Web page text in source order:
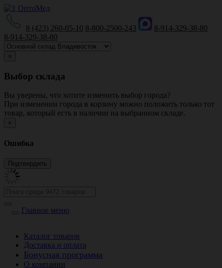
8 (423) 260-05-10 8-800-2500-243
8-914-329-38-80
8-914-329-38-80
×
Выбор склада
Вы уверены, что хотите изменить выбор города?
При изменении города в корзину можно положить только тот
товар, который есть в наличии на выбранном складе.
×
Ошибка
Главное меню
Каталог товаров
Доставка и оплата
Бонусная программа
О компании